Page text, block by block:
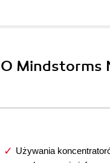
Mindstorms
Używania